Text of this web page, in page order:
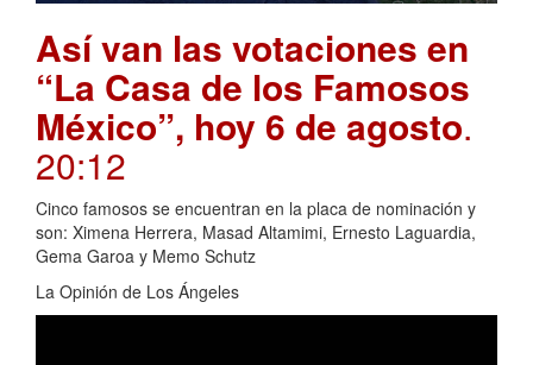
Así van las votaciones en
“La Casa de los Famosos
México”, hoy 6 de agosto.
20:12
Cinco famosos se encuentran en la placa de nominación y
son: Ximena Herrera, Masad Altamimi, Ernesto Laguardia,
Gema Garoa y Memo Schutz
La Opinión de Los Ángeles